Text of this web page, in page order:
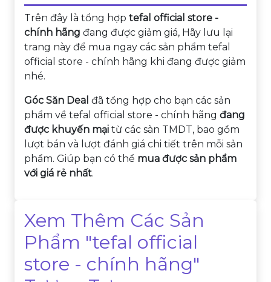
Trên đây là tổng hợptefal official store -
chính hãng đang được giảm giá, Hãy lưu lại
trang này để mua ngay các sản phẩm tefal
official store - chính hãng khi đang được giảm
nhé.
Góc Săn Deal đã tổng hợp cho bạn các sản
phẩm về tefal official store - chính hãngđang
được khuyến mại từ các sàn TMDT, bao gồm
lượt bán và lượt đánh giá chi tiết trên mỗi sản
phẩm. Giúp bạn có thể mua được sản phẩm
với giá rẻ nhất.
Xem Thêm Các Sản
Phẩm "tefal official
store - chính hãng"